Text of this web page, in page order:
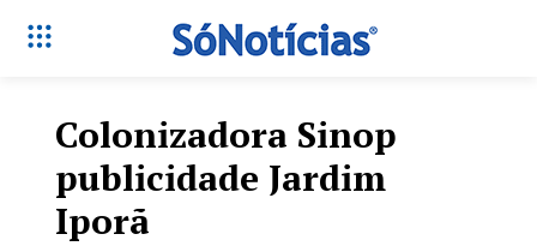
Colonizadora Sinop
publicidade Jardim
Iporã